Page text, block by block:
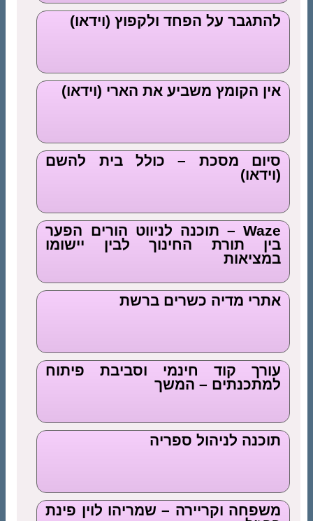
להתגבר על הפחד ולקפוץ (וידאו)
אין הקומץ משביע את הארי (וידאו)
סיום מסכת – כולל בית להשם
(וידאו)
Waze – תוכנה לניווט הורים הפער
בין תורת החינוך לבין יישומו
במציאות
אתרי מדיה כשרים ברשת
עורך קוד חינמי וסביבת פיתוח
למתכנתים – המשך
תוכנה לניהול ספריה
משפחה וקריירה – שמריהו לוין פינת